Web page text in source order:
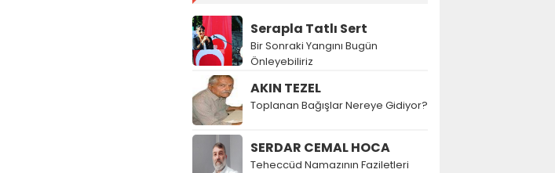
Serapla Tatlı Sert
Bir Sonraki Yangını Bugün
Önleyebiliriz
AKIN TEZEL
Toplanan Bağışlar Nereye Gidiyor?
SERDAR CEMAL HOCA
Teheccüd Namazının Faziletleri